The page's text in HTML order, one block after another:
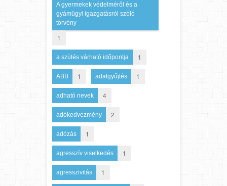
A gyermekek védelméről és a
gyámügyi igazgatásról szóló
törvény
1
a szülés várható időpontja 1
ABB 1 adatgyűjtés 1
adható nevek 4
adókedvezmény 2
adózás 1
agresszív viselkedés 1
agresszivitás 1